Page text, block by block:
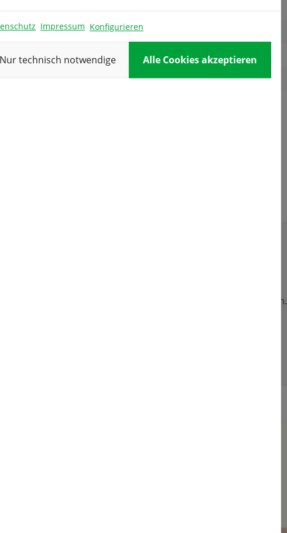
Standort:
Verwendung:
und beste
das in einem
lesen
Sehr engagiertes Unternehmen.
6. Generation
Impressum Konfigurieren
Nur technisch notwendige Alle Cookies akzeptieren